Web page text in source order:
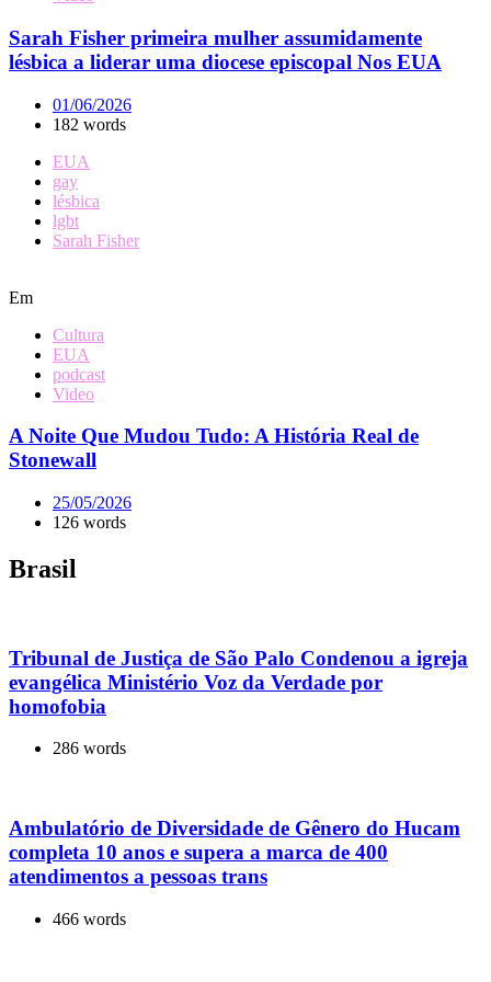
Sarah Fisher primeira mulher assumidamente
lésbica a liderar uma diocese episcopal Nos EUA
01/06/2026
182 words
EUA
gay
lésbica
lgbt
Sarah Fisher
Em
Cultura
EUA
podcast
Video
A Noite Que Mudou Tudo: A História Real de
Stonewall
25/05/2026
126 words
Brasil
Tribunal de Justiça de São Palo Condenou a igreja
evangélica Ministério Voz da Verdade por
homofobia
286 words
Ambulatório de Diversidade de Gênero do Hucam
completa 10 anos e supera a marca de 400
atendimentos a pessoas trans
466 words